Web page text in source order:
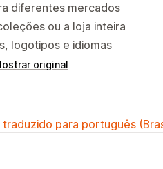
diferentes mercados
ou a loja inteira
logotipos e idiomas
original
traduzido para português